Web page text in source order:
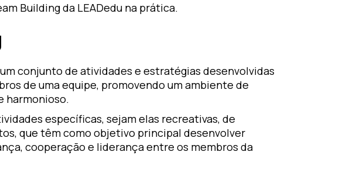
Building da LEADedu na prática.
conjunto de atividades e estratégias desenvolvidas
de uma equipe, promovendo um ambiente de
harmonioso.
específicas, sejam elas recreativas, de
que têm como objetivo principal desenvolver
cooperação e liderança entre os membros da